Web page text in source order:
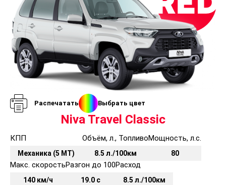
Распечатать Выбрать цвет
Niva Travel Classic
КПП
Механика (5 МТ)
Объём, л., Топливо
8.5 л./100км
Мощность, л.с.
80
Макс. скорость
140 км/ч
Разгон до 100
19.0 с
Расход
8.5 л./100км